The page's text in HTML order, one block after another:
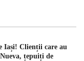
Iași! Clienții care au
țepuiți de